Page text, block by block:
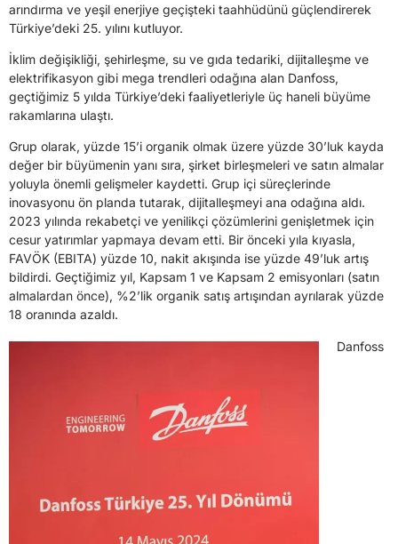
arındırma ve yeşil enerjiye geçişteki taahhüdünü güçlendirerek
Türkiye’deki 25. yılını kutluyor.
İklim değişikliği, şehirleşme, su ve gıda tedariki, dijitalleşme ve
elektrifikasyon gibi mega trendleri odağına alan Danfoss,
geçtiğimiz 5 yılda Türkiye’deki faaliyetleriyle üç haneli büyüme
rakamlarına ulaştı.
Grup olarak, yüzde 15’i organik olmak üzere yüzde 30’luk kayda
değer bir büyümenin yanı sıra, şirket birleşmeleri ve satın almalar
yoluyla önemli gelişmeler kaydetti. Grup içi süreçlerinde
inovasyonu ön planda tutarak, dijitalleşmeyi ana odağına aldı.
2023 yılında rekabetçi ve yenilikçi çözümlerini genişletmek için
cesur yatırımlar yapmaya devam etti. Bir önceki yıla kıyasla,
FAVÖK (EBITA) yüzde 10, nakit akışında ise yüzde 49’luk artış
bildirdi. Geçtiğimiz yıl, Kapsam 1 ve Kapsam 2 emisyonları (satın
almalardan önce), %2’lik organik satış artışından ayrılarak yüzde
18 oranında azaldı.
Danfoss